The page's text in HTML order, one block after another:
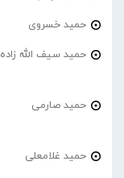
حمید خسروی
حمید سیف الله زاده
حمید صارمی
حمید غلامعلی